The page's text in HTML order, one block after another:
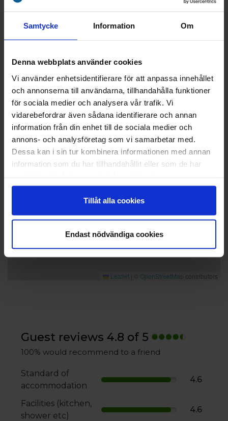
Samtycke Information Om
Denna webbplats använder cookies
Vi använder enhetsidentifierare för att anpassa innehållet
och annonserna till användarna, tillhandahålla funktioner
för sociala medier och analysera vår trafik. Vi
vidarebefordrar även sådana identifierare och annan
information från din enhet till de sociala medier och
annons- och analysföretag som vi samarbetar med.
Dessa kan i sin tur kombinera informationen med annan
information som du har tillhandahållit eller som de har
Tillåt alla cookies
Endast nödvändiga cookies
MAP
Isaksö Stugor
+
−
Leaflet OpenStreetMap contributors
Guest reviews 4.8 of 5
100% would recommend to a friend
Standard of
accommodation
4.6
Facilities (kitchen,
shower etc)
4.6